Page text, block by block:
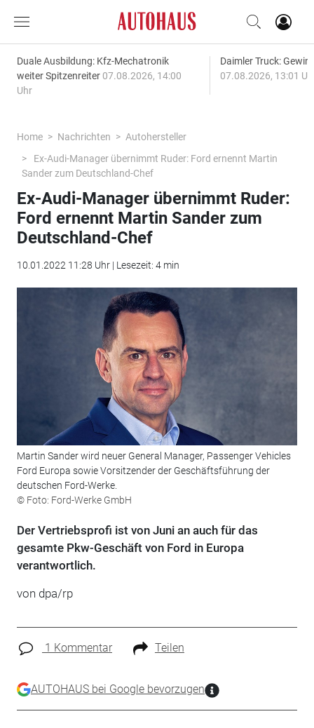
Duale Ausbildung: Kfz-Mechatronik
weiter Spitzenreiter 07.08.2026, 14:00
Uhr
Daimler Truck:
07.08.2026, 13:01
Home Nachrichten
Autohersteller
Ex-Audi-Manager übernimmt Ruder: Ford ernennt Martin
Sander zum Deutschland-Chef
Ex-Audi-Manager übernimmt Ruder:
Ford ernennt Martin Sander zum
Deutschland-Chef
10.01.2022 11:28 Uhr | Lesezeit: 4 min
Martin Sander wird neuer General Manager, Passenger Vehicles
Ford Europa sowie Vorsitzender der Geschäftsführung der
deutschen Ford-Werke.
© Foto: Ford-Werke GmbH
Der Vertriebsprofi ist von Juni an auch für das
gesamte Pkw-Geschäft von Ford in Europa
verantwortlich.
von dpa/rp
1 Kommentar Teilen
AUTOHAUS bei Google bevorzugen